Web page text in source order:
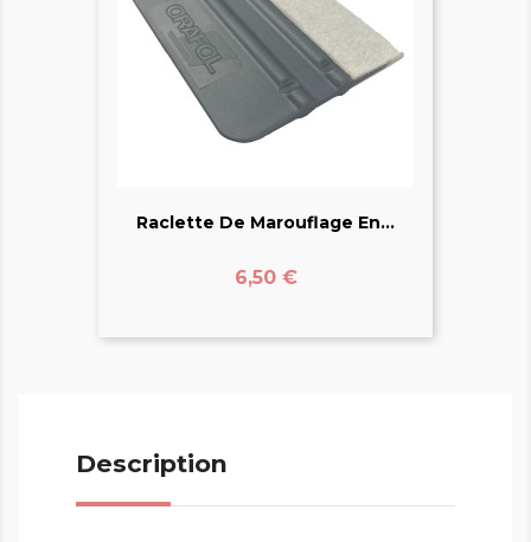
Raclette De Marouflage En...
Prix
6,50 €
Description